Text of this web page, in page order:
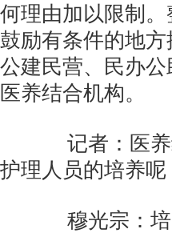
何理由加以限制
鼓励有条件的地
公建民营、民办
医养结合机构。
记者：医养
护理人员的培养呢
穆光宗：培